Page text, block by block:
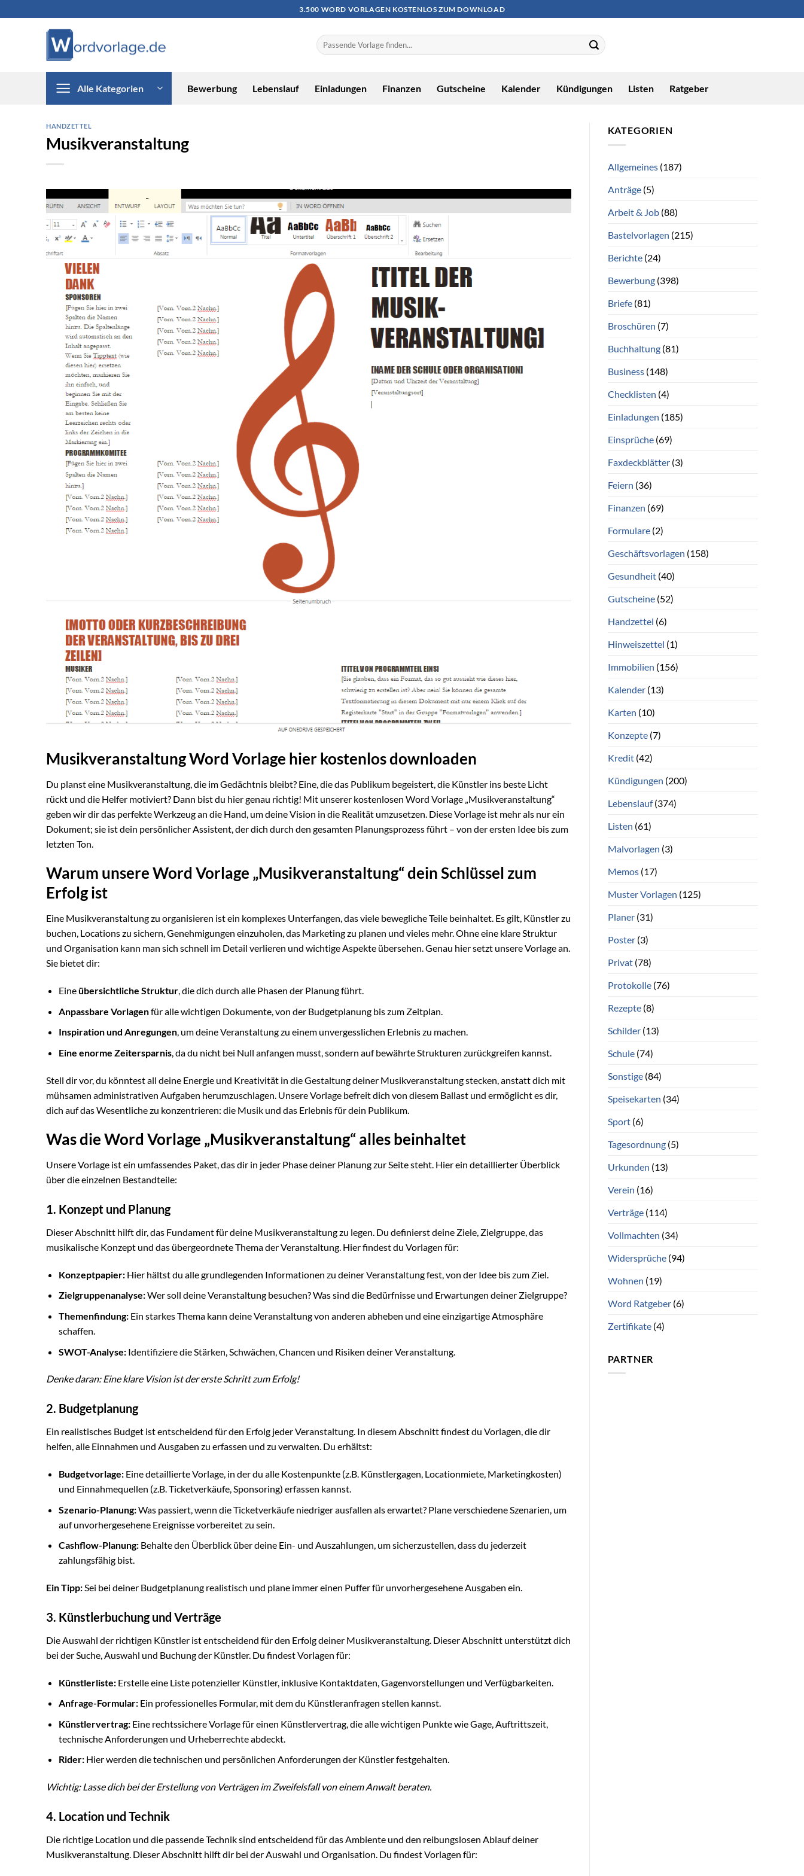
3.500 WORD VORLAGEN KOSTENLOS ZUM DOWNLOAD
Alle Kategorien Bewerbung Lebenslauf Einladungen Finanzen Gutscheine Kalender Kündigungen Listen Ratgeber
HANDZETTEL
Musikveranstaltung
Musikveranstaltung Word Vorlage hier kostenlos downloaden
Du planst eine Musikveranstaltung, die im Gedächtnis bleibt? Eine, die das Publikum begeistert, die Künstler ins beste Licht
rückt und die Helfer motiviert? Dann bist du hier genau richtig! Mit unserer kostenlosen Word Vorlage „Musikveranstaltung“
geben wir dir das perfekte Werkzeug an die Hand, um deine Vision in die Realität umzusetzen. Diese Vorlage ist mehr als nur ein
Dokument; sie ist dein persönlicher Assistent, der dich durch den gesamten Planungsprozess führt – von der ersten Idee bis zum
letzten Ton.
Warum unsere Word Vorlage „Musikveranstaltung“ dein Schlüssel zum
Erfolg ist
Eine Musikveranstaltung zu organisieren ist ein komplexes Unterfangen, das viele bewegliche Teile beinhaltet. Es gilt, Künstler zu
buchen, Locations zu sichern, Genehmigungen einzuholen, das Marketing zu planen und vieles mehr. Ohne eine klare Struktur
und Organisation kann man sich schnell im Detail verlieren und wichtige Aspekte übersehen. Genau hier setzt unsere Vorlage an.
Sie bietet dir:
Eineübersichtliche Struktur, die dich durch alle Phasen der Planung führt.
Anpassbare Vorlagenfür alle wichtigen Dokumente, von der Budgetplanung bis zum Zeitplan.
Inspiration und Anregungen, um deine Veranstaltung zu einem unvergesslichen Erlebnis zu machen.
Eine enorme Zeitersparnis, da du nicht bei Null anfangen musst, sondern auf bewährte Strukturen zurückgreifen kannst.
Stell dir vor, du könntest all deine Energie und Kreativität in die Gestaltung deiner Musikveranstaltung stecken, anstatt dich mit
mühsamen administrativen Aufgaben herumzuschlagen. Unsere Vorlage befreit dich von diesem Ballast und ermöglicht es dir,
dich auf das Wesentliche zu konzentrieren: die Musik und das Erlebnis für dein Publikum.
Was die Word Vorlage „Musikveranstaltung“ alles beinhaltet
Unsere Vorlage ist ein umfassendes Paket, das dir in jeder Phase deiner Planung zur Seite steht. Hier ein detaillierter Überblick
über die einzelnen Bestandteile:
1. Konzept und Planung
Dieser Abschnitt hilft dir, das Fundament für deine Musikveranstaltung zu legen. Du definierst deine Ziele, Zielgruppe, das
musikalische Konzept und das übergeordnete Thema der Veranstaltung. Hier findest du Vorlagen für:
Konzeptpapier:Hier hältst du alle grundlegenden Informationen zu deiner Veranstaltung fest, von der Idee bis zum Ziel.
Zielgruppenanalyse:Wer soll deine Veranstaltung besuchen? Was sind die Bedürfnisse und Erwartungen deiner Zielgruppe?
Themenfindung:Ein starkes Thema kann deine Veranstaltung von anderen abheben und eine einzigartige Atmosphäre
schaffen.
SWOT-Analyse:Identifiziere die Stärken, Schwächen, Chancen und Risiken deiner Veranstaltung.
Denke daran: Eine klare Vision ist der erste Schritt zum Erfolg!
2. Budgetplanung
Ein realistisches Budget ist entscheidend für den Erfolg jeder Veranstaltung. In diesem Abschnitt findest du Vorlagen, die dir
helfen, alle Einnahmen und Ausgaben zu erfassen und zu verwalten. Du erhältst:
Budgetvorlage:Eine detaillierte Vorlage, in der du alle Kostenpunkte (z.B. Künstlergagen, Locationmiete, Marketingkosten)
und Einnahmequellen (z.B. Ticketverkäufe, Sponsoring) erfassen kannst.
Szenario-Planung:Was passiert, wenn die Ticketverkäufe niedriger ausfallen als erwartet? Plane verschiedene Szenarien, um
auf unvorhergesehene Ereignisse vorbereitet zu sein.
Cashflow-Planung:Behalte den Überblick über deine Ein- und Auszahlungen, um sicherzustellen, dass du jederzeit
zahlungsfähig bist.
Ein Tipp:Sei bei deiner Budgetplanung realistisch und plane immer einen Puffer für unvorhergesehene Ausgaben ein.
3. Künstlerbuchung und Verträge
Die Auswahl der richtigen Künstler ist entscheidend für den Erfolg deiner Musikveranstaltung. Dieser Abschnitt unterstützt dich
bei der Suche, Auswahl und Buchung der Künstler. Du findest Vorlagen für:
Künstlerliste:Erstelle eine Liste potenzieller Künstler, inklusive Kontaktdaten, Gagenvorstellungen und Verfügbarkeiten.
Anfrage-Formular:Ein professionelles Formular, mit dem du Künstleranfragen stellen kannst.
Künstlervertrag:Eine rechtssichere Vorlage für einen Künstlervertrag, die alle wichtigen Punkte wie Gage, Auftrittszeit,
technische Anforderungen und Urheberrechte abdeckt.
Rider:Hier werden die technischen und persönlichen Anforderungen der Künstler festgehalten.
Wichtig: Lasse dich bei der Erstellung von Verträgen im Zweifelsfall von einem Anwalt beraten.
4. Location und Technik
Die richtige Location und die passende Technik sind entscheidend für das Ambiente und den reibungslosen Ablauf deiner
Musikveranstaltung. Dieser Abschnitt hilft dir bei der Auswahl und Organisation. Du findest Vorlagen für:
KATEGORIEN
Allgemeines(187)
Anträge(5)
Arbeit & Job(88)
Bastelvorlagen (215)
Berichte(24)
Bewerbung(398)
Briefe(81)
Broschüren (7)
Buchhaltung(81)
Business(148)
Checklisten (4)
Einladungen (185)
Einsprüche(69)
Faxdeckblätter(3)
Feiern (36)
Finanzen (69)
Formulare(2)
Geschäftsvorlagen (158)
Gesundheit(40)
Gutscheine(52)
Handzettel (6)
Hinweiszettel (1)
Immobilien (156)
Kalender(13)
Karten (10)
Konzepte(7)
Kredit(42)
Kündigungen (200)
Lebenslauf(374)
Listen (61)
Malvorlagen (3)
Memos(17)
Muster Vorlagen (125)
Planer(31)
Poster(3)
Privat(78)
Protokolle(76)
Rezepte(8)
Schilder(13)
Schule(74)
Sonstige(84)
Speisekarten (34)
Sport(6)
Tagesordnung(5)
Urkunden (13)
Verein (16)
Verträge(114)
Vollmachten (34)
Widersprüche(94)
Wohnen (19)
Word Ratgeber(6)
Zertifikate(4)
PARTNER